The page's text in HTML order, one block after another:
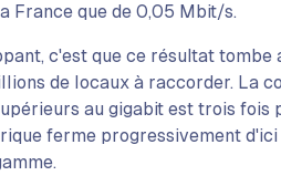
France que de 0,05 Mbit/s.
c'est que ce résultat
de locaux à raccorder. La
au gigabit est trois fois
ferme progressivement